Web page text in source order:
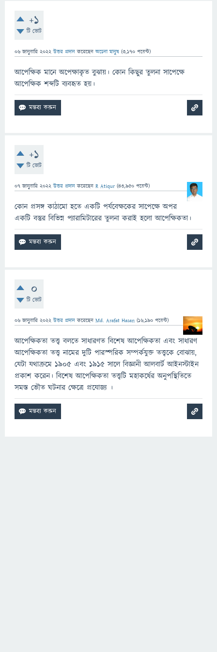
+1
টি ভোট
06 জানুয়ারি 2022 উত্তর প্রদান করেছেনঅচেনা মানুষ (3,170 পয়েন্ট)
আপেক্ষিক মানে অপেক্ষাকৃত বুঝায়। কোন কিছুর তুলনা সাপেক্ষে
আপেক্ষিক শব্দটি ব্যবহৃত হয়।
+1
টি ভোট
07 জানুয়ারি 2022 উত্তর প্রদান করেছেন R Atiqur (43,950 পয়েন্ট)
কোন প্রসঙ্গ কাঠামো হতে একটি পর্যবেক্ষকের সাপেক্ষে অপর
একটি বস্তুর বিভিন্ন প্যারামিটারের তুলনা করাই হলো আপেক্ষিকতা।
0
টি ভোট
06 জানুয়ারি 2022 উত্তর প্রদান করেছেন Md. Arafat Hasan (16,190 পয়েন্ট)
আপেক্ষিকতা তত্ত্ব বলতে সাধারণত বিশেষ আপেক্ষিকতা এবং সাধারণ
আপেক্ষিকতা তত্ত্ব নামের দুটি পারস্পরিক সম্পর্কযুক্ত তত্ত্বকে বোঝায়,
যেটা যথাক্রমে ১৯০৫ এবং ১৯১৫ সালে বিজ্ঞানী আলবার্ট আইনস্টাইন
প্রকাশ করেন। বিশেষ আপেক্ষিকতা তত্ত্বটি মহাকর্ষের অনুপস্থিতিতে
সমস্ত ভৌত ঘটনার ক্ষেত্রে প্রযোজ্য ।